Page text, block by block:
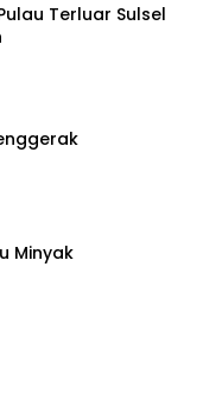
Terluar Sulsel
Minyak